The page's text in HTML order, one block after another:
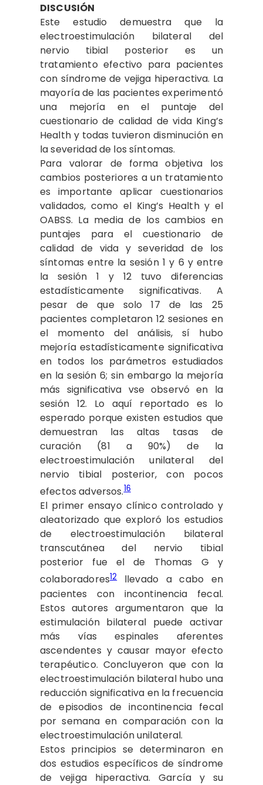
DISCUSIÓN
Este estudio demuestra que la
electroestimulación bilateral del
nervio tibial posterior es un
tratamiento efectivo para pacientes
con síndrome de vejiga hiperactiva. La
mayoría de las pacientes experimentó
una mejoría en el puntaje del
cuestionario de calidad de vida King’s
Health y todas tuvieron disminución en
la severidad de los síntomas.
Para valorar de forma objetiva los
cambios posteriores a un tratamiento
es importante aplicar cuestionarios
validados, como el King’s Health y el
OABSS. La media de los cambios en
puntajes para el cuestionario de
calidad de vida y severidad de los
síntomas entre la sesión 1 y 6 y entre
la sesión 1 y 12 tuvo diferencias
estadísticamente significativas. A
pesar de que solo 17 de las 25
pacientes completaron 12 sesiones en
el momento del análisis, sí hubo
mejoría estadísticamente significativa
en todos los parámetros estudiados
en la sesión 6; sin embargo la mejoría
más significativa vse observó en la
sesión 12. Lo aquí reportado es lo
esperado porque existen estudios que
demuestran las altas tasas de
curación (81 a 90%) de la
electroestimulación unilateral del
nervio tibial posterior, con pocos
efectos adversos.16
El primer ensayo clínico controlado y
aleatorizado que exploró los estudios
de electroestimulación bilateral
transcutánea del nervio tibial
posterior fue el de Thomas G y
colaboradores12llevado a cabo en
pacientes con incontinencia fecal.
Estos autores argumentaron que la
estimulación bilateral puede activar
más vías espinales aferentes
ascendentes y causar mayor efecto
terapéutico. Concluyeron que con la
electroestimulación bilateral hubo una
reducción significativa en la frecuencia
de episodios de incontinencia fecal
por semana en comparación con la
electroestimulación unilateral.
Estos principios se determinaron en
dos estudios específicos de síndrome
de vejiga hiperactiva. García y su